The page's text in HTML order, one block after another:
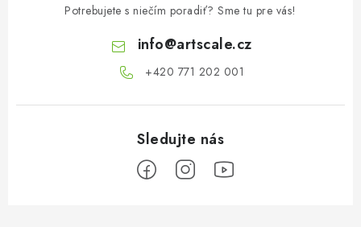
Potrebujete s niečím poradiť? Sme tu pre vás!
info@artscale.cz
+420 771 202 001​